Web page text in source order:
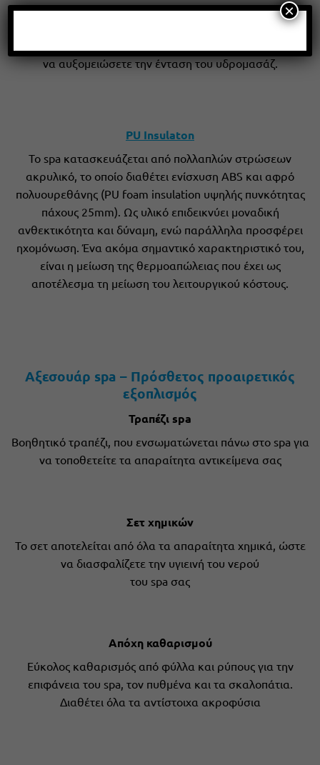
ρευματικών παθήσεων και των τραυματισμών.Τα jets
σε πολλά σημεία,
να αυξομειώσετε την ένταση του υδρομασάζ.
PU Insulaton
Το spa κατασκευάζεται από πολλαπλών στρώσεων
ακρυλικό, το οποίο διαθέτει ενίσχυση ABS και αφρό
πολυουρεθάνης (PU foam insulation υψηλής πυνκότητας
πάχους 25mm). Ως υλικό επιδεικνύει μοναδική
ανθεκτικότητα και δύναμη, ενώ παράλληλα προσφέρει
ηχομόνωση. Ένα ακόμα σημαντικό χαρακτηριστικό του,
είναι η μείωση της θερμοαπώλειας που έχει ως
αποτέλεσμα τη μείωση του λειτουργικού κόστους.
Αξεσουάρ spa – Πρόσθετος προαιρετικός
εξοπλισμός
Τραπέζι spa
Βοηθητικό τραπέζι, που ενσωματώνεται πάνω στο spa για
να τοποθετείτε τα απαραίτητα αντικείμενα σας
Σετ χημικών
Το σετ αποτελείται από όλα τα απαραίτητα χημικά, ώστε
να διασφαλίζετε την υγιεινή του νερού
του spa σας
Απόχη καθαρισμού
Εύκολος καθαρισμός από φύλλα και ρύπους για την
επιφάνεια του spa, τον πυθμένα και τα σκαλοπάτια.
Διαθέτει όλα τα αντίστοιχα ακροφύσια
×